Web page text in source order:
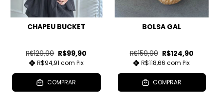
CHAPEU BUCKET
R$129,90 R$99,90
R$94,91 com Pix
COMPRAR
BOLSA GAL
R$159,90 R$124,90
R$118,66com Pix
COMPRAR